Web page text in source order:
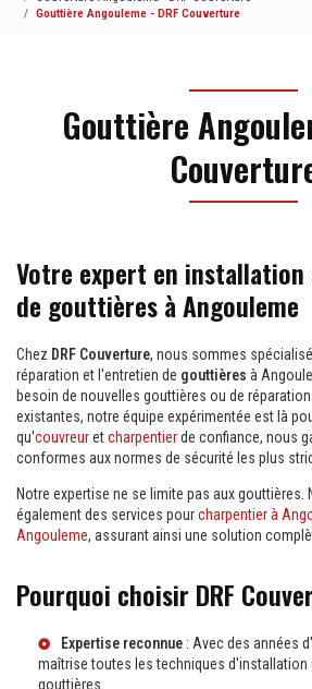
Gouttière Angouleme - DRF Couverture
Gouttière
Votre expert en
de gouttières à Angouleme
Chez DRF Couverture, nous sommes
réparation et l'entretien de gouttières à
besoin de nouvelles gouttières ou de
existantes, notre équipe expérimentée est là
qu'couvreuretcharpentierde confiance, nous
conformes aux normes de sécurité les plus
Notre expertise ne se limite pas aux gouttières.
également des services pourcharpentier à
Angouleme, assurant ainsi une solution
Pourquoi choisir DRF
Expertise reconnue : Avec des années
maîtrise toutes les techniques d'installation
gouttières.